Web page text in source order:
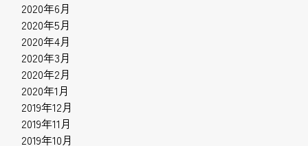
2020年6月
2020年5月
2020年4月
2020年3月
2020年2月
2020年1月
2019年12月
2019年11月
2019年10月